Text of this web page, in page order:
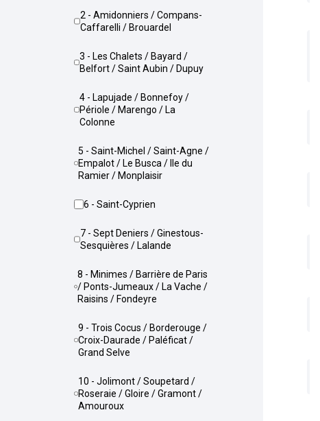
2 - Amidonniers / Compans-
Caffarelli / Brouardel
3 - Les Chalets / Bayard /
Belfort / Saint Aubin / Dupuy
4 - Lapujade / Bonnefoy /
Périole / Marengo / La
Colonne
5 - Saint-Michel / Saint-Agne /
Empalot / Le Busca / Ile du
Ramier / Monplaisir
6 - Saint-Cyprien
7 - Sept Deniers / Ginestous-
Sesquières / Lalande
8 - Minimes / Barrière de Paris
/ Ponts-Jumeaux / La Vache /
Raisins / Fondeyre
9 - Trois Cocus / Borderouge /
Croix-Daurade / Paléficat /
Grand Selve
10 - Jolimont / Soupetard /
Roseraie / Gloire / Gramont /
Amouroux